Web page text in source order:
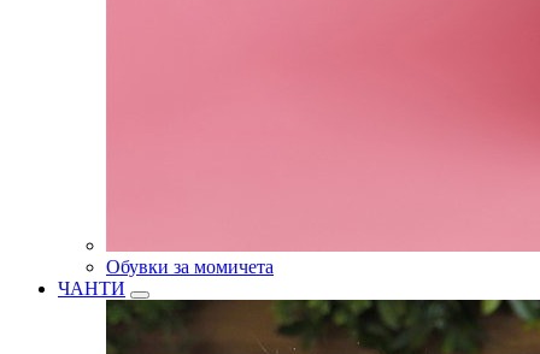
Обувки за момичета
ЧАНТИ